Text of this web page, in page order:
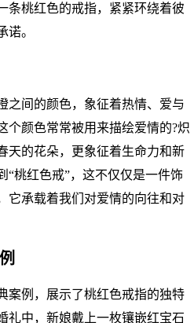
桃红色的戒指，紧紧环绕着彼
诺。
之间的颜色，象征着热情、爱与
个颜色常常被用来描绘爱情的?炽
天的花朵，更象征着生命力和新
“桃红色戒”，这不仅仅是一件饰
它承载着我们对爱情的向往和对
案例，展示了桃红色戒指的独特
礼中，新娘戴上一枚镶嵌红宝石